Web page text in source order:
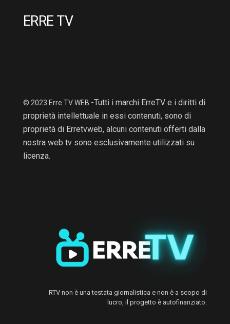
ERRE TV
© 2023 Erre TV WEB -Tutti i marchi ErreTV e i diritti di
proprietà intellettuale in essi contenuti, sono di
proprietà di Erretvweb, alcuni contenuti offerti dalla
nostra web tv sono esclusivamente utilizzati su
licenza.
RTV non è una testata giornalistica e non è a scopo di
lucro, il progetto è autofinanziato.